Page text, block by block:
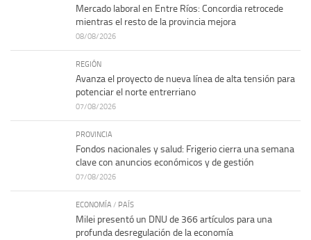
Mercado laboral en Entre Ríos: Concordia retrocede
mientras el resto de la provincia mejora
08/08/2026
REGIÓN
Avanza el proyecto de nueva línea de alta tensión para
potenciar el norte entrerriano
07/08/2026
PROVINCIA
Fondos nacionales y salud: Frigerio cierra una semana
clave con anuncios económicos y de gestión
07/08/2026
ECONOMÍA / PAÍS
Milei presentó un DNU de 366 artículos para una
profunda desregulación de la economía